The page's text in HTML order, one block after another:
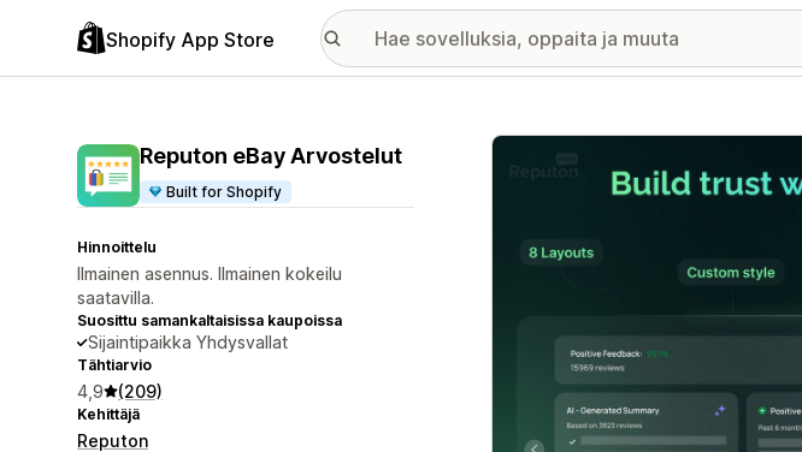
Shopify App Store
Reputon eBay Arvostelut
Built for Shopify
Hinnoittelu
Ilmainen asennus. Ilmainen kokeilu
saatavilla.
Suosittu samankaltaisissa kaupoissa
Sijaintipaikka Yhdysvallat
Tähtiarvio
4,9 (209)
Kehittäjä
Reputon
Esittelykuvagalleria